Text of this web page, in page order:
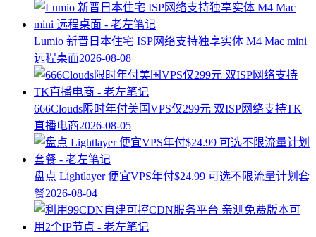
Lumio 新晋日本住宅 ISP网络支持独享实体 M4 Mac mini
远程桌面2026-08-08
666Clouds限时年付美国VPS仅299元 双ISP网络支持TK
直播电商2026-08-05
盘点 Lightlayer 便宜VPS年付$24.99 可选不限流量计划套
餐2026-08-04